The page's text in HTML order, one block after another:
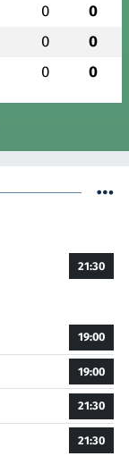
0 0
0 0
0 0
21:30
19:00
19:00
21:30
21:30